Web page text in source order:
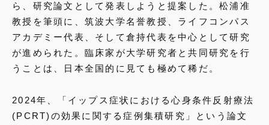
ら、研究論文として発表しようと提案した。松浦准
教授を筆頭に、筑波大学名誉教授、ライフコンパス
アカデミー代表、そして倉持代表を中心として研究
が進められた。臨床家が大学研究者と共同研究を行
うことは、日本全国的に見ても極めて稀だ。
2024年、「イップス症状における心身条件反射療法
(PCRT)の効果に関する症例集積研究」という論文